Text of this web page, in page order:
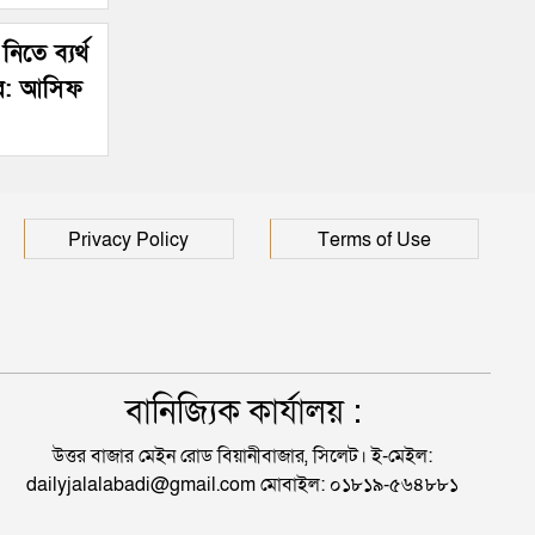
ব্যর্থ
আসিফ
Privacy Policy Terms of Use
বানিজ্যিক কার্যালয় :
উত্তর বাজার মেইন রোড বিয়ানীবাজার, সিলেট। ই-মেইল:
dailyjalalabadi@gmail.com মোবাইল: ০১৮১৯-৫৬৪৮৮১